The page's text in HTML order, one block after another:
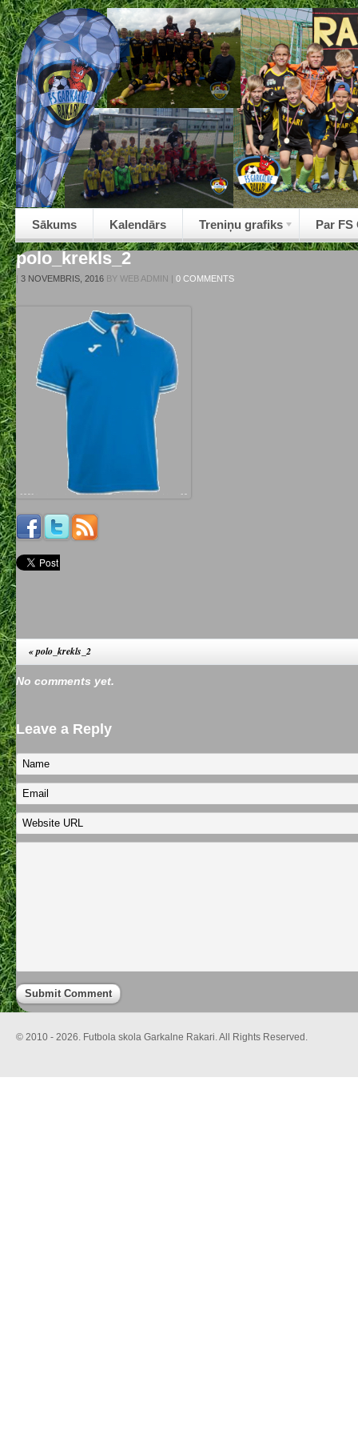
Sākums Kalendārs Treniņu grafiks Par FS
polo_krekls_2
| 3 NOVEMBRIS, 2016 BY WEB ADMIN | 0 COMMENTS
«polo_krekls_2
No comments yet.
Leave a Reply
© 2010 - 2026. Futbola skola Garkalne Rakari. All Rights Reserved.